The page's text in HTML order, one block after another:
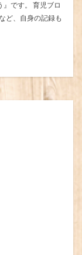
です。 育児ブロ
ど、自身の記録も